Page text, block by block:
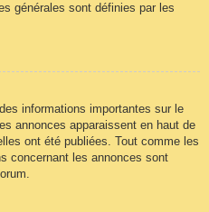
générales sont définies par les
informations importantes sur le
annonces apparaissent en haut de
ont été publiées. Tout comme les
concernant les annonces sont